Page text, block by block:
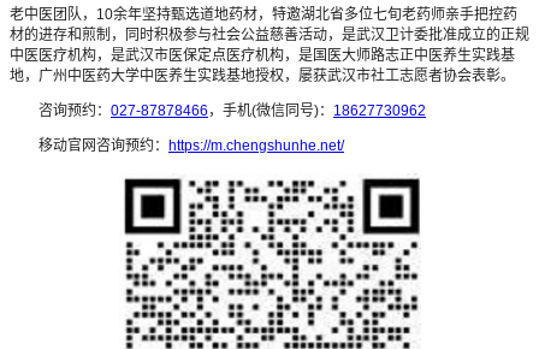
老中医团队，10余年坚持甄选道地药材，特邀湖北省多位七旬老药师亲手把控药
材的进存和煎制，同时积极参与社会公益慈善活动，是武汉卫计委批准成立的正规
中医医疗机构，是武汉市医保定点医疗机构，是国医大师路志正中医养生实践基
地，广州中医药大学中医养生实践基地授权，屡获武汉市社工志愿者协会表彰。
咨询预约： 027-87878466 ，手机(微信同号)： 18627730962
移动官网咨询预约： https://m.chengshunhe.net/